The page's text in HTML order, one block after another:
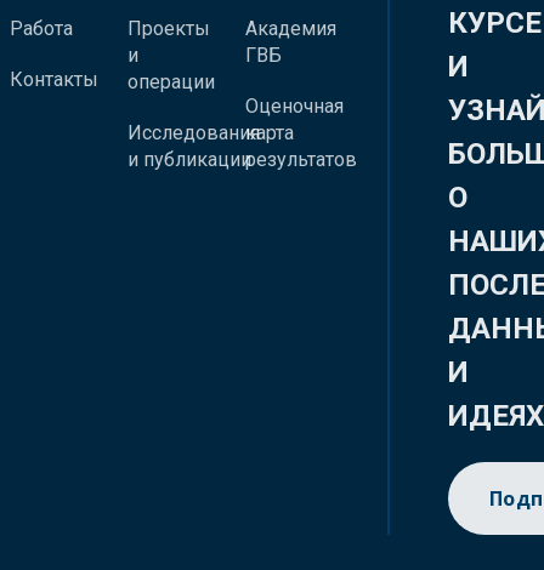
Работа
Контакты
Проекты
и
операции
Исследования
и публикации
Академия
ГВБ
Оценочная
карта
результатов
КУРСЕ
И
О
И
ИДЕЯХ